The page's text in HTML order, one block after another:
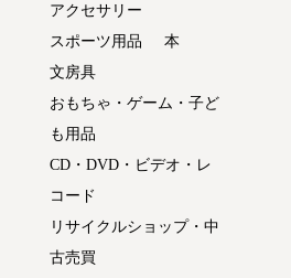
アクセサリー
スポーツ用品
本
文房具
おもちゃ・ゲーム・子ど
も用品
CD・DVD・ビデオ・レ
コード
リサイクルショップ・中
古売買